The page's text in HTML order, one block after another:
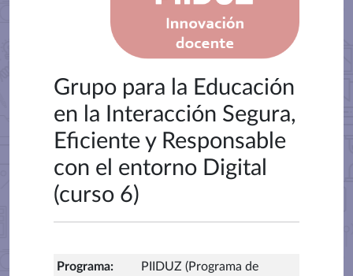
Grupo para la Educación
en la Interacción Segura,
Eficiente y Responsable
con el entorno Digital
(curso 6)
Programa:
PIIDUZ (Programa de